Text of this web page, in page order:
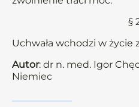
§
Uchwała wchodzi w życie
Autor: dr n. med. Igor
Niemiec